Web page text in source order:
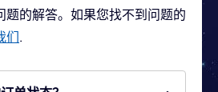
题的解答。如果您找不到问题的
们.